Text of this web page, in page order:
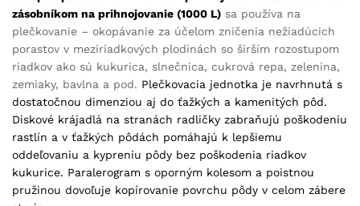
zásobníkom na prihnojovanie (1000 L) sa používa na
plečkovanie – okopávanie za účelom zničenia nežiadúcich
porastov v meziriadkových plodinách so širším rozostupom
riadkov ako sú kukurica, slnečnica, cukrová repa, zelenina,
zemiaky, bavlna a pod. Plečkovacia jednotka je navrhnutá s
dostatočnou dimenziou aj do ťažkých a kamenitých pôd.
Diskové krájadlá na stranách radličky zabraňujú poškodeniu
rastlín a v ťažkých pôdách pomáhajú k lepšiemu
oddeľovaniu a kypreniu pôdy bez poškodenia riadkov
kukurice. Paralerogram s oporným kolesom a poistnou
pružinou dovoľuje kopírovanie povrchu pôdy v celom zábere